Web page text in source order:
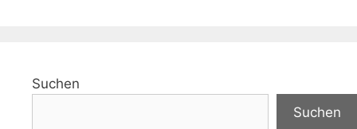
Suchen
Suchen